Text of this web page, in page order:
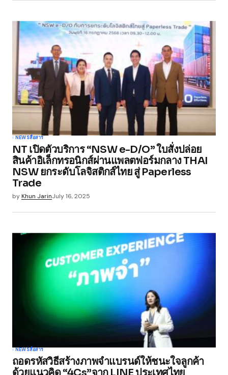
NEWSสื่อสาร
NT เปิดตัวบริการ “NSW e-D/O” ใบสั่งปล่อย
สินค้าอิเล็กทรอนิกส์ผ่านแพลตฟอร์มกลาง THAI
NSW ยกระดับโลจิสติกส์ไทย สู่ Paperless
Trade
byKhun JarinJuly 16, 2025
NEWSสื่อสาร
ถอดรหัสวิธีสร้างภาพจำแบรนด์ให้ชนะใจลูกค้า